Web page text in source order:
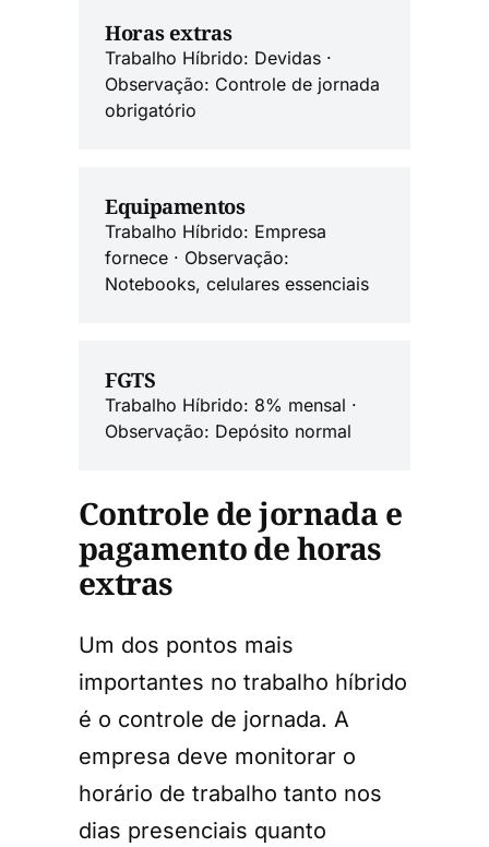
Horas extras
Trabalho Híbrido: Devidas ·
Observação: Controle de jornada
obrigatório
Equipamentos
Trabalho Híbrido: Empresa
fornece · Observação:
Notebooks, celulares essenciais
FGTS
Trabalho Híbrido: 8% mensal ·
Observação: Depósito normal
Controle de jornada e
pagamento de horas
extras
Um dos pontos mais
importantes no trabalho híbrido
é o controle de jornada. A
empresa deve monitorar o
horário de trabalho tanto nos
dias presenciais quanto